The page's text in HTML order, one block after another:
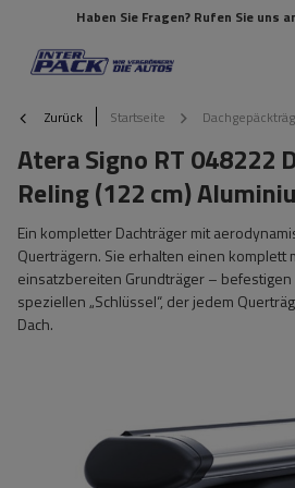
Haben Sie Fragen? Rufen Sie uns
Zurück Startseite
Atera Signo RT 048222
Reling (122 cm)
Ein kompletter Dachträger mit
Querträgern. Sie erhalten einen komplett
einsatzbereiten Grundträger – befestigen
speziellen „Schlüssel“, der jedem
Dach.